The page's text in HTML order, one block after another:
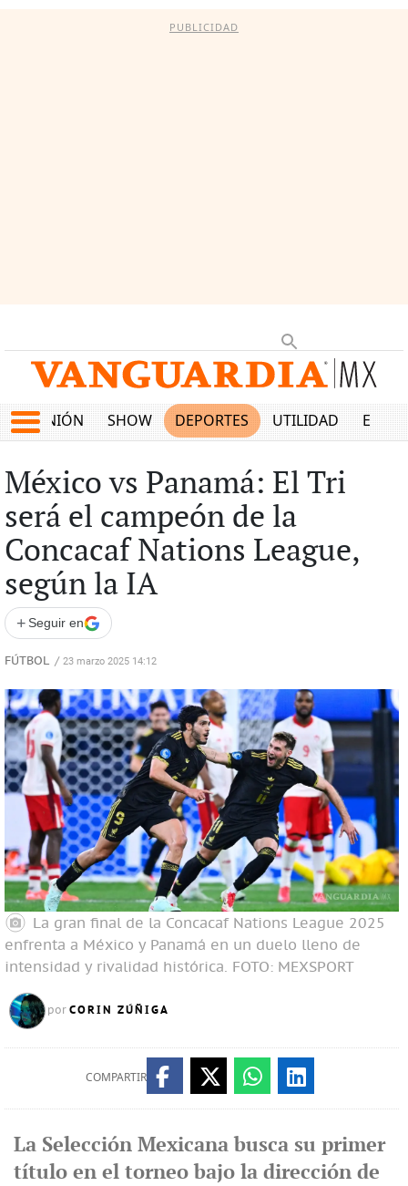
PUBLICIDAD
OPINIÓN SHOW DEPORTES UTILIDAD
México vs Panamá: El Tri
será el campeón de la
Concacaf Nations League,
según la IA
+ Seguir en
FÚTBOL / 23 marzo 2025 14:12
La gran final de la Concacaf Nations League 2025
enfrenta a México y Panamá en un duelo lleno de
intensidad y rivalidad histórica. FOTO: MEXSPORT
por CORIN ZÚÑIGA
COMPARTIR
La Selección Mexicana busca su primer
título en el torneo bajo la dirección de